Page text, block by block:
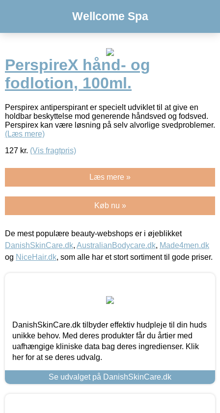
Wellcome Spa
PerspireX hånd- og
fodlotion, 100ml.
Perspirex antiperspirant er specielt udviklet til at give en
holdbar beskyttelse mod generende håndsved og fodsved.
Perspirex kan være løsning på selv alvorlige svedproblemer.
(Læs mere)
127 kr. (Vis fragtpris)
Læs mere »
Køb nu »
De mest populære beauty-webshops er i øjeblikket
DanishSkinCare.dk, AustralianBodycare.dk, Made4men.dk
og NiceHair.dk, som alle har et stort sortiment til gode priser.
DanishSkinCare.dk tilbyder effektiv hudpleje til din huds
unikke behov. Med deres produkter får du årtier med
uafhængige kliniske data bag deres ingredienser. Klik
her for at se deres udvalg.
Se udvalget på DanishSkinCare.dk